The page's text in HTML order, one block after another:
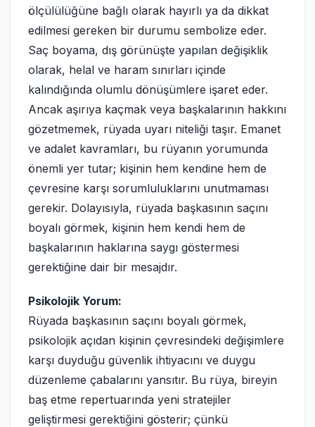
ölçülülüğüne bağlı olarak hayırlı ya da dikkat
edilmesi gereken bir durumu sembolize eder.
Saç boyama, dış görünüşte yapılan değişiklik
olarak, helal ve haram sınırları içinde
kalındığında olumlu dönüşümlere işaret eder.
Ancak aşırıya kaçmak veya başkalarının hakkını
gözetmemek, rüyada uyarı niteliği taşır. Emanet
ve adalet kavramları, bu rüyanın yorumunda
önemli yer tutar; kişinin hem kendine hem de
çevresine karşı sorumluluklarını unutmaması
gerekir. Dolayısıyla, rüyada başkasının saçını
boyalı görmek, kişinin hem kendi hem de
başkalarının haklarına saygı göstermesi
gerektiğine dair bir mesajdır.
Psikolojik Yorum:
Rüyada başkasının saçını boyalı görmek,
psikolojik açıdan kişinin çevresindeki değişimlere
karşı duyduğu güvenlik ihtiyacını ve duygu
düzenleme çabalarını yansıtır. Bu rüya, bireyin
baş etme repertuarında yeni stratejiler
geliştirmesi gerektiğini gösterir; çünkü